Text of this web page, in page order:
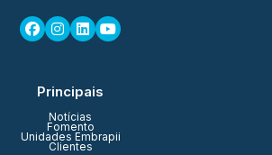
Principais
Notícias
Fomento
Unidades Embrapii
Clientes